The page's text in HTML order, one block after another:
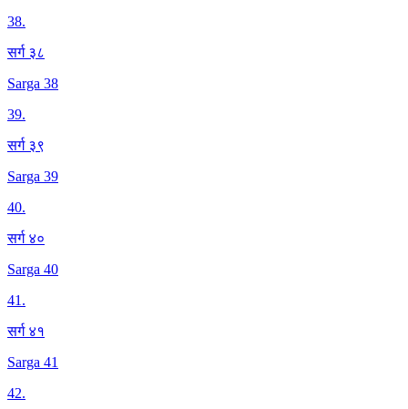
38.
सर्ग ३८
Sarga 38
39.
सर्ग ३९
Sarga 39
40.
सर्ग ४०
Sarga 40
41.
सर्ग ४१
Sarga 41
42.